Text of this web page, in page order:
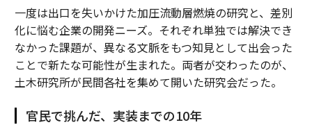
一度は出口を失いかけた加圧流動層燃焼の研究と、差別
化に悩む企業の開発ニーズ。それぞれ単独では解決でき
なかった課題が、異なる文脈をもつ知見として出会った
ことで新たな可能性が生まれた。両者が交わったのが、
土木研究所が民間各社を集めて開いた研究会だった。
官民で挑んだ、実装までの10年